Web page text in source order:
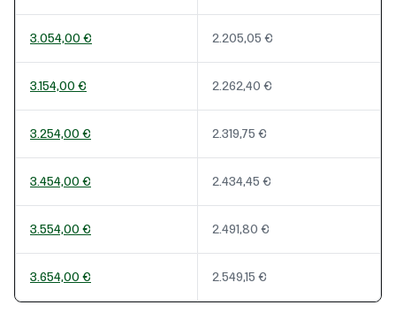
3.054,00 € 2.205,05 €
3.154,00 € 2.262,40 €
3.254,00 € 2.319,75 €
3.454,00 € 2.434,45 €
3.554,00 € 2.491,80 €
3.654,00 € 2.549,15 €